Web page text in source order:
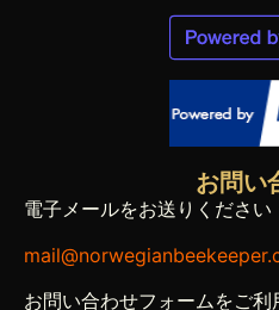
お問い
電子メールをお送りください
お問い合わせフォームをご利